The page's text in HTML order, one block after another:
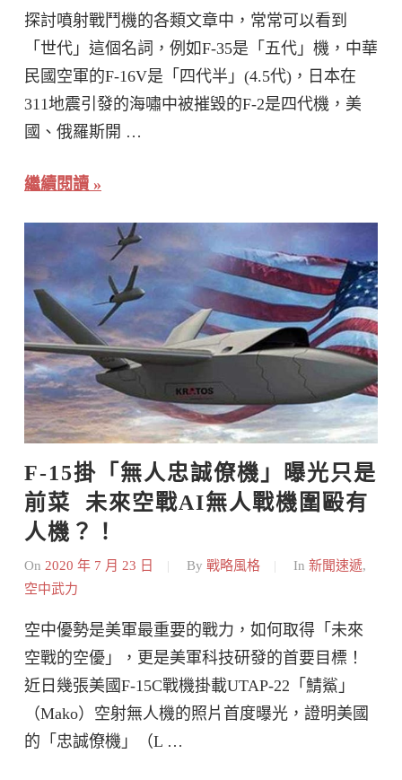
探討噴射戰鬥機的各類文章中，常常可以看到
「世代」這個名詞，例如F-35是「五代」機，中華
民國空軍的F-16V是「四代半」(4.5代)，日本在
311地震引發的海嘯中被摧毀的F-2是四代機，美
國、俄羅斯開 …
繼續閱讀
F-15掛「無人忠誠僚機」曝光只是
前菜  未來空戰AI無人戰機圍毆有
人機？！
On 2020 年 7 月 23 日 By 戰略風格 In 新聞速遞,
空中武力
空中優勢是美軍最重要的戰力，如何取得「未來
空戰的空優」，更是美軍科技研發的首要目標！
近日幾張美國F-15C戰機掛載UTAP-22「鯖鯊」
（Mako）空射無人機的照片首度曝光，證明美國
的「忠誠僚機」（L …